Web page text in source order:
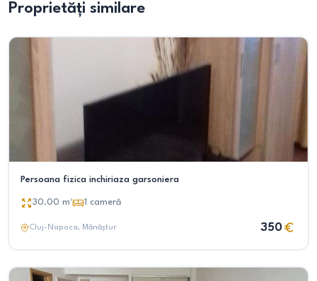
Proprietăți similare
Persoana fizica inchiriaza garsoniera
30.00 m² 1 cameră
Cluj-Napoca, Mănăștur 350